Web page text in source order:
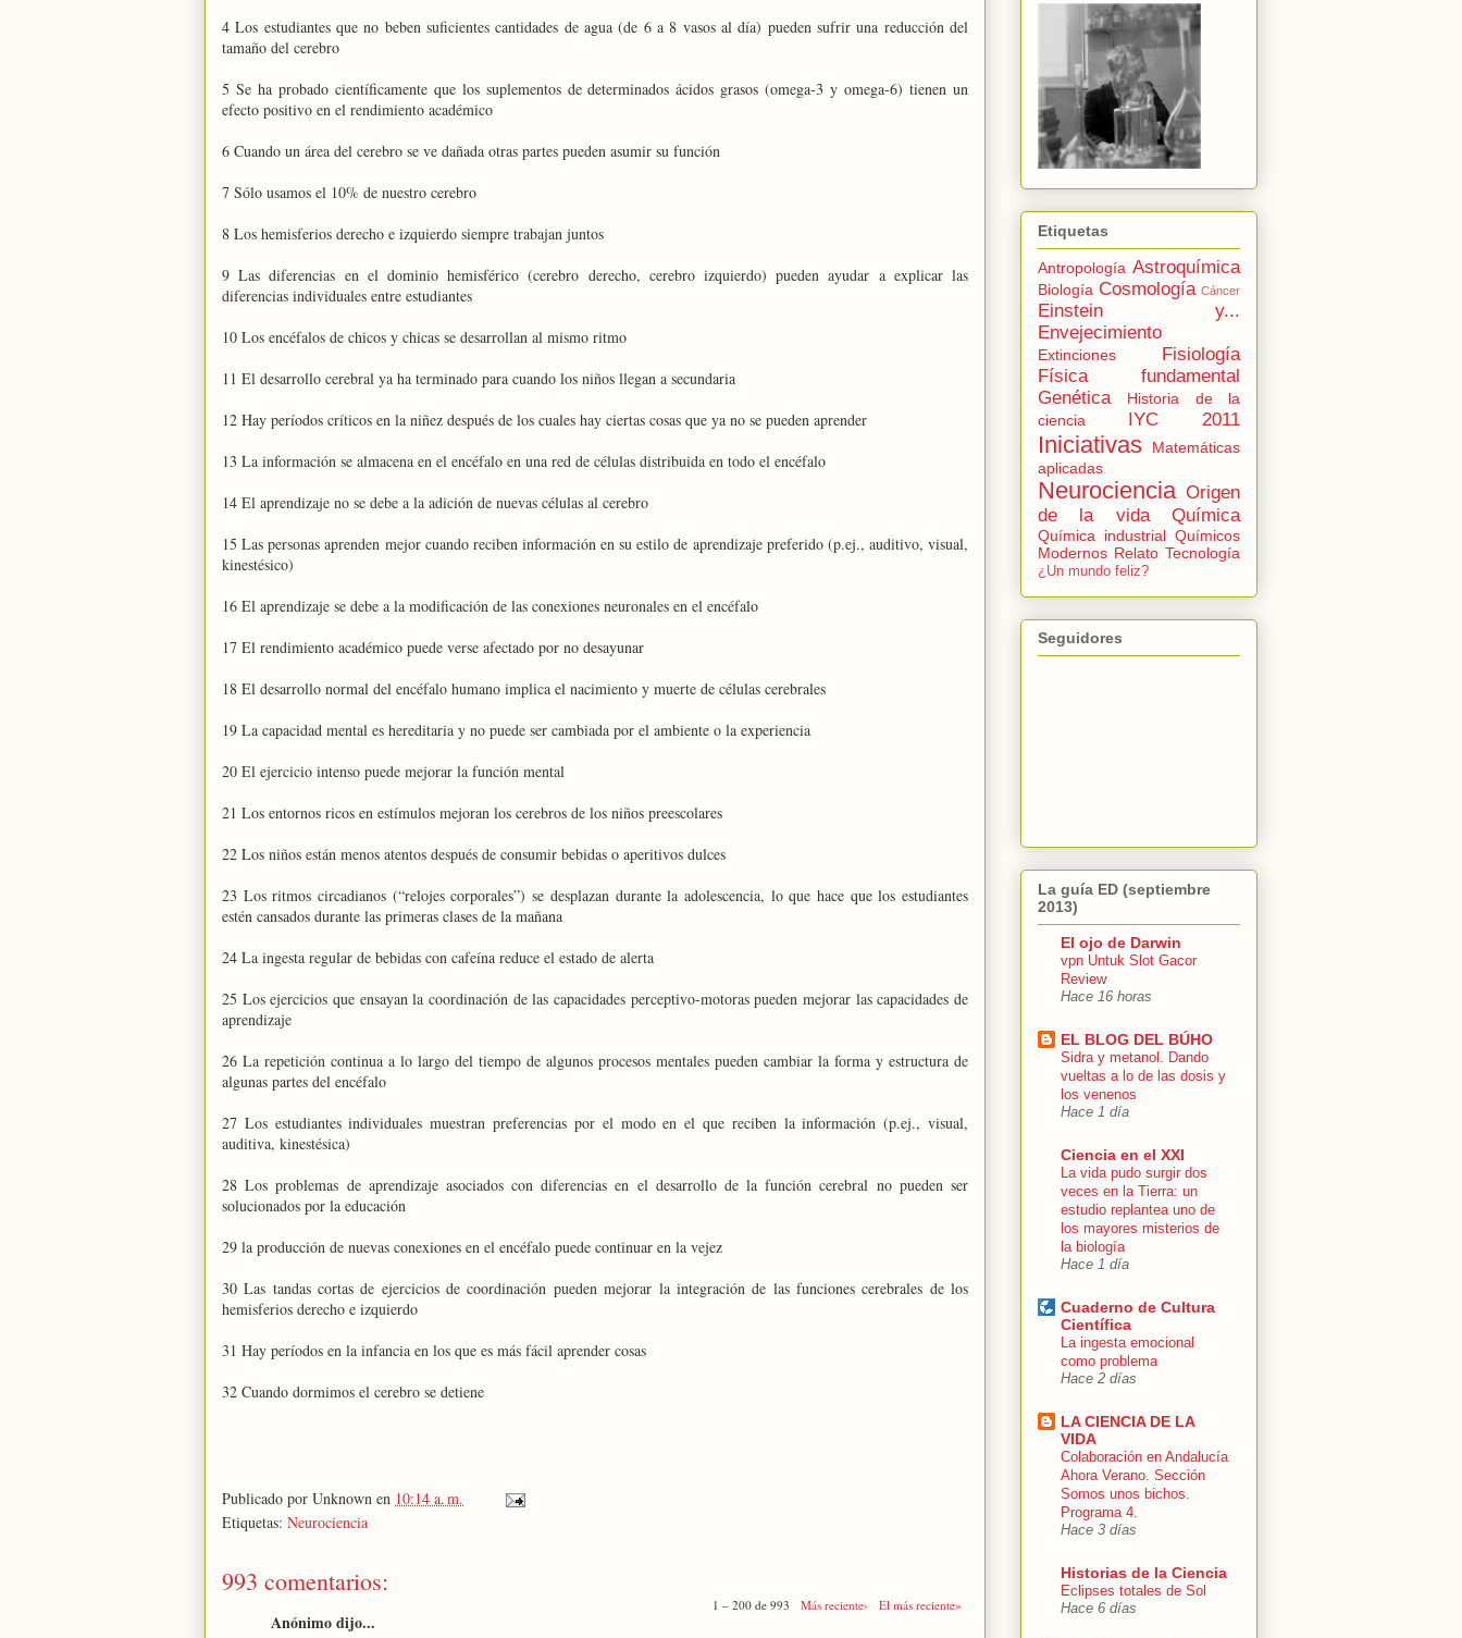
4 Los estudiantes que no beben suficientes cantidades de agua (de 6 a 8 vasos al día) pueden sufrir una reducción del
tamaño del cerebro
5 Se ha probado científicamente que los suplementos de determinados ácidos grasos (omega-3 y omega-6) tienen un
efecto positivo en el rendimiento académico
6 Cuando un área del cerebro se ve dañada otras partes pueden asumir su función
7 Sólo usamos el 10% de nuestro cerebro
8 Los hemisferios derecho e izquierdo siempre trabajan juntos
9 Las diferencias en el dominio hemisférico (cerebro derecho, cerebro izquierdo) pueden ayudar a explicar las
diferencias individuales entre estudiantes
10 Los encéfalos de chicos y chicas se desarrollan al mismo ritmo
11 El desarrollo cerebral ya ha terminado para cuando los niños llegan a secundaria
12 Hay períodos críticos en la niñez después de los cuales hay ciertas cosas que ya no se pueden aprender
13 La información se almacena en el encéfalo en una red de células distribuida en todo el encéfalo
14 El aprendizaje no se debe a la adición de nuevas células al cerebro
15 Las personas aprenden mejor cuando reciben información en su estilo de aprendizaje preferido (p.ej., auditivo, visual,
kinestésico)
16 El aprendizaje se debe a la modificación de las conexiones neuronales en el encéfalo
17 El rendimiento académico puede verse afectado por no desayunar
18 El desarrollo normal del encéfalo humano implica el nacimiento y muerte de células cerebrales
19 La capacidad mental es hereditaria y no puede ser cambiada por el ambiente o la experiencia
20 El ejercicio intenso puede mejorar la función mental
21 Los entornos ricos en estímulos mejoran los cerebros de los niños preescolares
22 Los niños están menos atentos después de consumir bebidas o aperitivos dulces
23 Los ritmos circadianos (“relojes corporales”) se desplazan durante la adolescencia, lo que hace que los estudiantes
estén cansados durante las primeras clases de la mañana
24 La ingesta regular de bebidas con cafeína reduce el estado de alerta
25 Los ejercicios que ensayan la coordinación de las capacidades perceptivo-motoras pueden mejorar las capacidades de
aprendizaje
26 La repetición continua a lo largo del tiempo de algunos procesos mentales pueden cambiar la forma y estructura de
algunas partes del encéfalo
27 Los estudiantes individuales muestran preferencias por el modo en el que reciben la información (p.ej., visual,
auditiva, kinestésica)
28 Los problemas de aprendizaje asociados con diferencias en el desarrollo de la función cerebral no pueden ser
solucionados por la educación
29 la producción de nuevas conexiones en el encéfalo puede continuar en la vejez
30 Las tandas cortas de ejercicios de coordinación pueden mejorar la integración de las funciones cerebrales de los
hemisferios derecho e izquierdo
31 Hay períodos en la infancia en los que es más fácil aprender cosas
32 Cuando dormimos el cerebro se detiene
Publicado por Unknown en 10:14 a. m.
Etiquetas: Neurociencia
993 comentarios:
1 – 200 de 993 Más reciente› El más reciente»
Anónimo dijo...
Etiquetas
Antropología Astroquímica
Biología Cosmología Cáncer
Einstein y...
Envejecimiento
Extinciones
Fisiología
Física fundamental
Genética
Historia de la
ciencia
IYC 2011
Iniciativas
Matemáticas
aplicadas
Neurociencia Origen
de la vida
Química
Química industrial Químicos
Modernos Relato Tecnología
¿Un mundo feliz?
Seguidores
La guía ED (septiembre
2013)
El ojo de Darwin
vpn Untuk Slot Gacor
Review
Hace 16 horas
EL BLOG DEL BÚHO
Sidra y metanol. Dando
vueltas a lo de las dosis y
los venenos
Hace 1 día
Ciencia en el XXI
La vida pudo surgir dos
veces en la Tierra: un
estudio replantea uno de
los mayores misterios de
la biología
Hace 1 día
Cuaderno de Cultura
Científica
La ingesta emocional
como problema
Hace 2 días
LA CIENCIA DE LA
VIDA
Colaboración en Andalucía
Ahora Verano. Sección
Somos unos bichos.
Programa 4.
Hace 3 días
Historias de la Ciencia
Eclipses totales de Sol
Hace 6 días